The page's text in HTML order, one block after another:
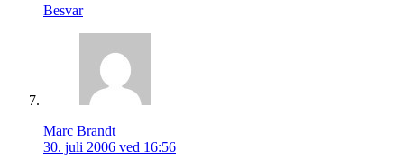
Besvar
Marc Brandt
30. juli 2006 ved 16:56